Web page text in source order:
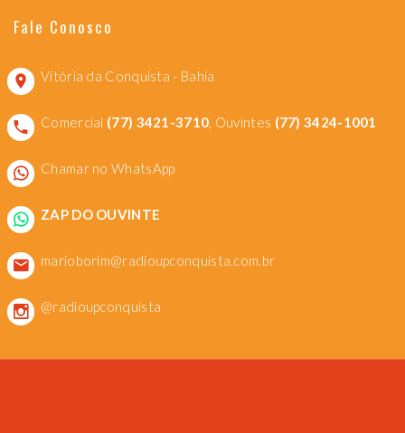
Fale Conosco
Vitória da Conquista - Bahia
Comercial (77) 3421-3710, Ouvintes (77) 3424-1001
Chamar no WhatsApp
ZAP DO OUVINTE
marioborim@radioupconquista.com.br
@radioupconquista